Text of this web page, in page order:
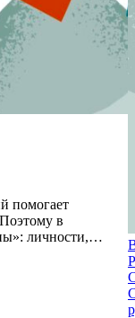
помогает
в
личности,…